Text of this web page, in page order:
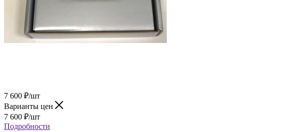
7 600 ₽/шт
Варианты цен
7 600 ₽/шт
Подробности